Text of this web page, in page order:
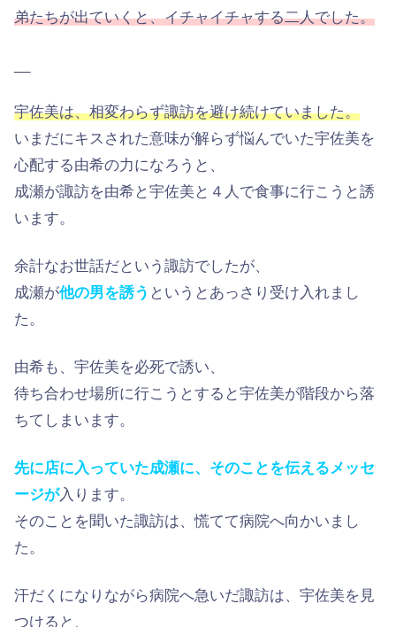
弟たちが出ていくと、イチャイチャする二人でした。
宇佐美は、相変わらず諏訪を避け続けていました。
いまだにキスされた意味が解らず悩んでいた宇佐美を
心配する由希の力になろうと、
成瀬が諏訪を由希と宇佐美と４人で食事に行こうと誘
います。
余計なお世話だという諏訪でしたが、
成瀬が他の男を誘う というとあっさり受け入れまし
た。
由希も、宇佐美を必死で誘い、
待ち合わせ場所に行こうとすると宇佐美が階段から落
ちてしまいます。
先に店に入っていた成瀬に、そのことを伝えるメッセ
ージが入ります。
そのことを聞いた諏訪は、慌てて病院へ向かいまし
た。
汗だくになりながら病院へ急いだ諏訪は、宇佐美を見
つけると、